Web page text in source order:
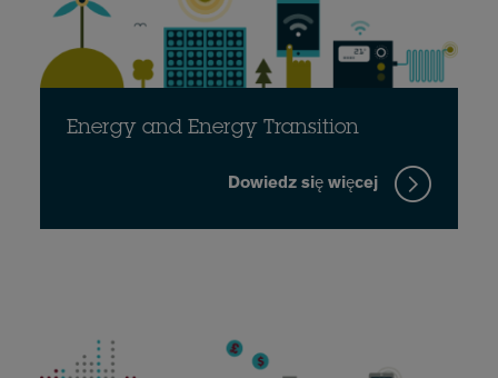
Energy and Energy Transition
Dowiedz się więcej